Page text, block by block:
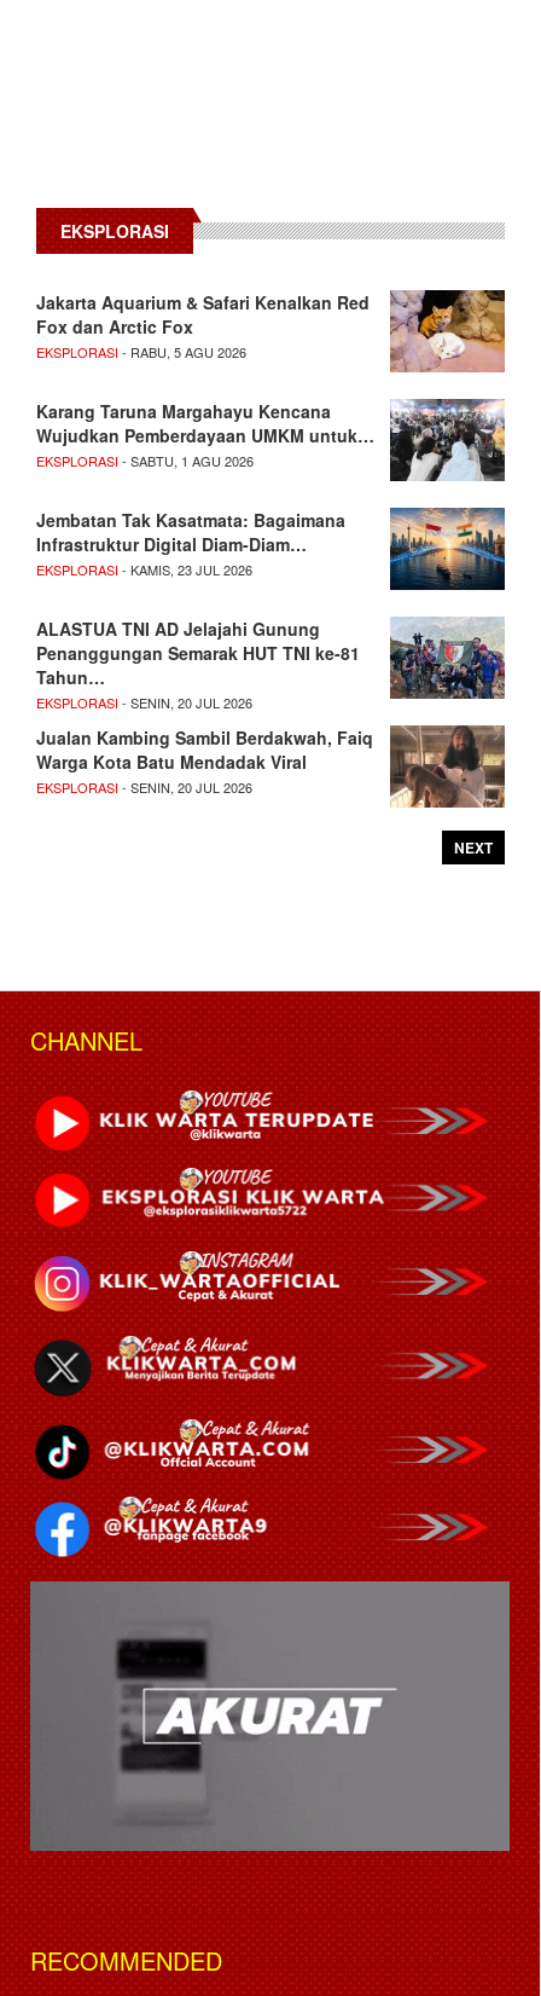
EKSPLORASI
Jakarta Aquarium & Safari Kenalkan Red
Fox dan Arctic Fox
EKSPLORASI- RABU, 5 AGU 2026
Karang Taruna Margahayu Kencana
Wujudkan Pemberdayaan UMKM untuk…
EKSPLORASI- SABTU, 1 AGU 2026
Jembatan Tak Kasatmata: Bagaimana
Infrastruktur Digital Diam-Diam…
EKSPLORASI- KAMIS, 23 JUL 2026
ALASTUA TNI AD Jelajahi Gunung
Penanggungan Semarak HUT TNI ke-81
Tahun…
EKSPLORASI- SENIN, 20 JUL 2026
Jualan Kambing Sambil Berdakwah, Faiq
Warga Kota Batu Mendadak Viral
EKSPLORASI- SENIN, 20 JUL 2026
NEXT
CHANNEL
RECOMMENDED